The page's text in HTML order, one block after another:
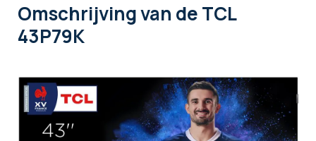
Omschrijvingvan de TCL
43P79K